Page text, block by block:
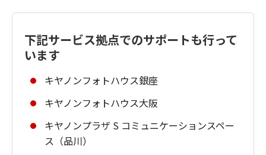
下記サービス拠点でのサポートも行って
います
キヤノンフォトハウス銀座
キヤノンフォトハウス大阪
キヤノンプラザ S コミュニケーションスペー
ス（品川）